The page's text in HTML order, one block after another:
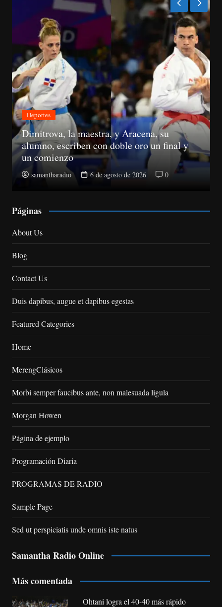
Económica
Suspenden registros de proveedores del
Estado a 10 senadores
samantharadio 5 de agosto de 2026 0
Páginas
About Us
Blog
Contact Us
Duis dapibus, augue et dapibus egestas
Featured Categories
Home
MerengClásicos
Morbi semper faucibus ante, non malesuada ligula
Morgan Howen
Página de ejemplo
Programación Diaria
PROGRAMAS DE RADIO
Sample Page
Sed ut perspiciatis unde omnis iste natus
Samantha Radio Online
Más comentada
Ohtani logra el 40-40 más rápido